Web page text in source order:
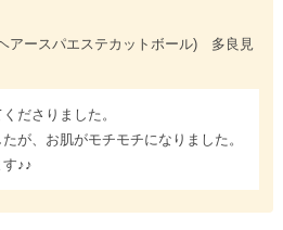
アースパエステカットボール) 多良見
ださりました。
が、お肌がモチモチになりました。
♪♪